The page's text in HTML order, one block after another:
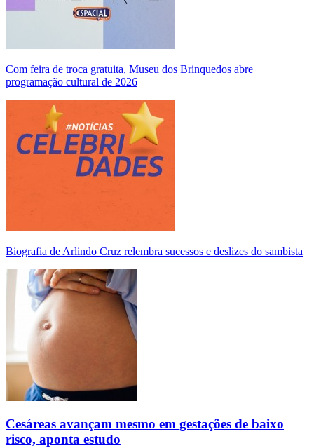
Com feira de troca gratuita, Museu dos Brinquedos abre
programação cultural de 2026
Biografia de Arlindo Cruz relembra sucessos e deslizes do sambista
Cesáreas avançam mesmo em gestações de baixo
risco, aponta estudo